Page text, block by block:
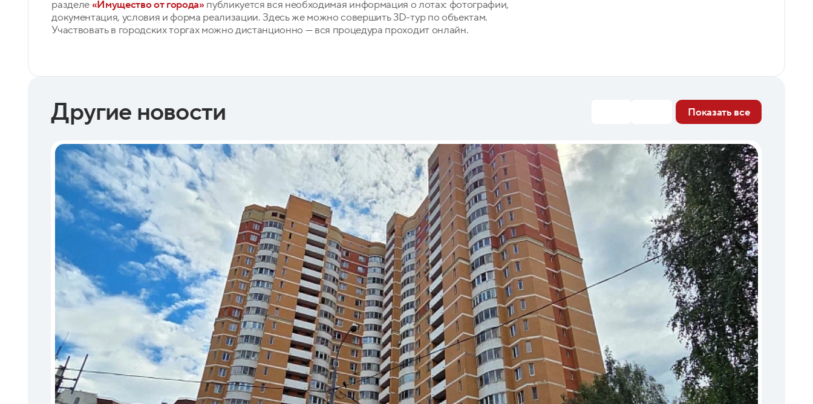
разделе «Имущество от города» публикуется вся необходимая информация о лотах: фотографии,
документация, условия и форма реализации. Здесь же можно совершить 3D-тур по объектам.
Участвовать в городских торгах можно дистанционно — вся процедура проходит онлайн.
Другие новости Показать все